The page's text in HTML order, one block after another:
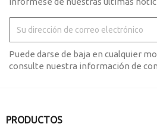
Puede darse de baja en cualquier
consulte nuestra información de
PRODUCTOS